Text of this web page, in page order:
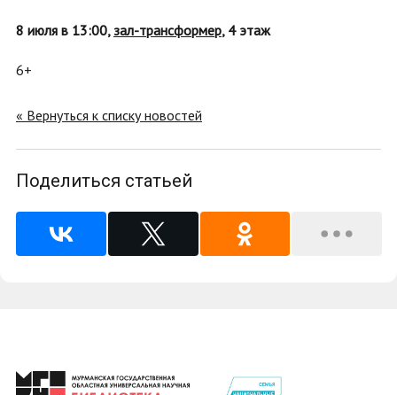
8 июля в 13:00, зал-трансформер, 4 этаж
6+
« Вернуться к списку новостей
Поделиться статьей